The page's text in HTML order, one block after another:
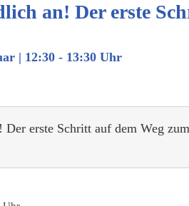
an! Der erste
| 12:30 - 13:30 Uhr
erste Schritt auf dem Weg